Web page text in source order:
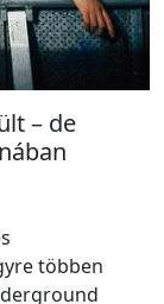
– de
többen